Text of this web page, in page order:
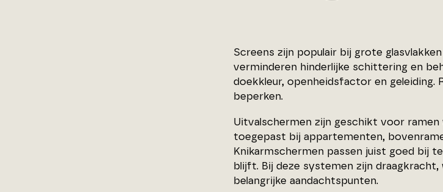
Screens zijn populair bij grote
verminderen hinderlijke schittering en
doekkleur, openheidsfactor en geleiding.
beperken.
Uitvalschermen zijn geschikt voor
toegepast bij appartementen,
Knikarmschermen passen juist goed bij
blijft. Bij deze systemen zijn
belangrijke aandachtspunten.